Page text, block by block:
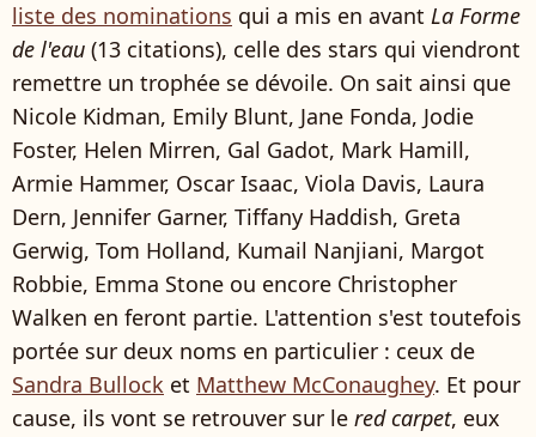
liste des nominations qui a mis en avant La Forme
de l'eau (13 citations), celle des stars qui viendront
remettre un trophée se dévoile. On sait ainsi que
Nicole Kidman, Emily Blunt, Jane Fonda, Jodie
Foster, Helen Mirren, Gal Gadot, Mark Hamill,
Armie Hammer, Oscar Isaac, Viola Davis, Laura
Dern, Jennifer Garner, Tiffany Haddish, Greta
Gerwig, Tom Holland, Kumail Nanjiani, Margot
Robbie, Emma Stone ou encore Christopher
Walken en feront partie. L'attention s'est toutefois
portée sur deux noms en particulier : ceux de
Sandra Bullock et Matthew McConaughey. Et pour
cause, ils vont se retrouver sur le red carpet, eux